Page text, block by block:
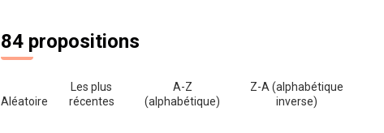
84 propositions
Aléatoire
Les plus
récentes
A-Z
(alphabétique)
Z-A (alphabétique
inverse)